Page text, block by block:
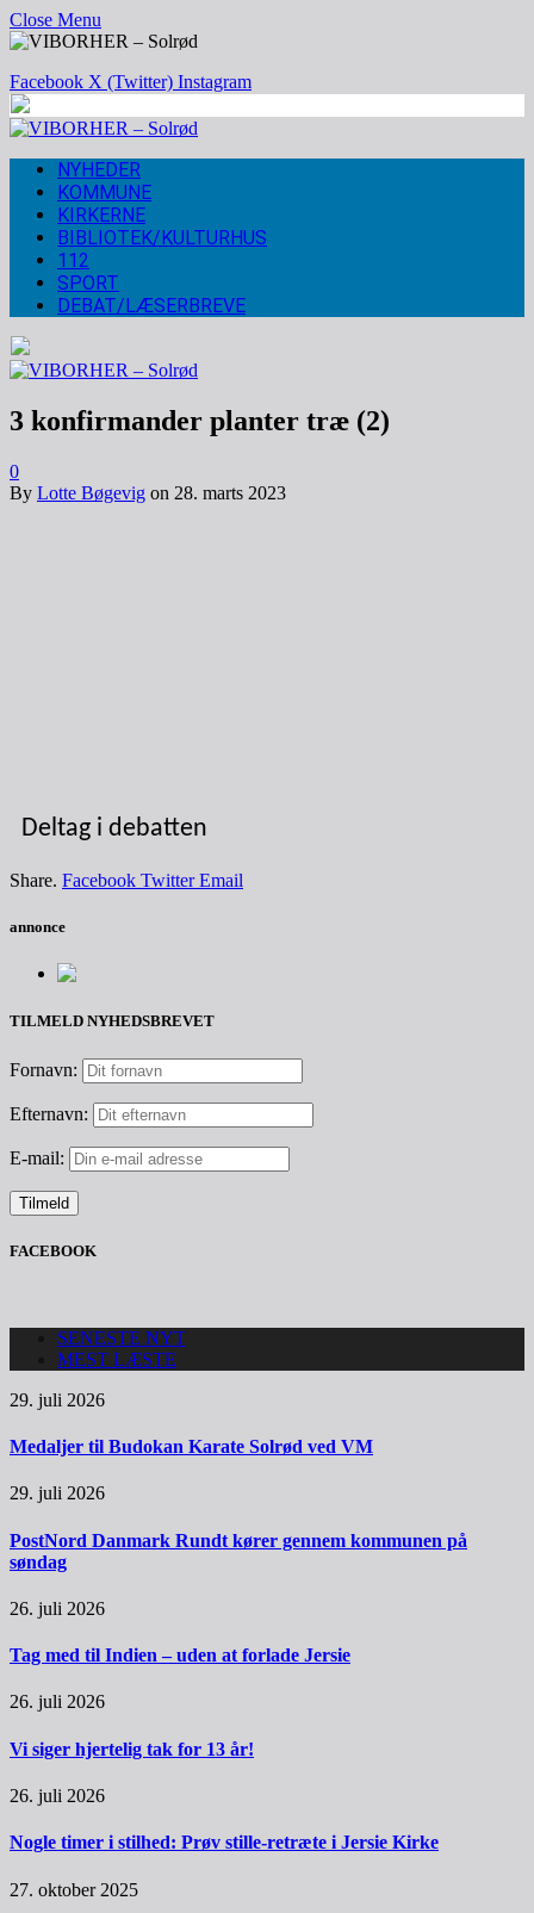
Close Menu
Facebook X (Twitter) Instagram
NYHEDER
KOMMUNE
KIRKERNE
BIBLIOTEK/KULTURHUS
112
SPORT
DEBAT/LÆSERBREVE
3 konfirmander planter træ (2)
0
By Lotte Bøgevig on 28. marts 2023
Deltag i debatten
Share. Facebook Twitter Email
annonce
TILMELD NYHEDSBREVET
Fornavn:
Efternavn:
E-mail:
FACEBOOK
SENESTE NYT
MEST LÆSTE
29. juli 2026
Medaljer til Budokan Karate Solrød ved VM
29. juli 2026
PostNord Danmark Rundt kører gennem kommunen på
søndag
26. juli 2026
Tag med til Indien – uden at forlade Jersie
26. juli 2026
Vi siger hjertelig tak for 13 år!
26. juli 2026
Nogle timer i stilhed: Prøv stille-retræte i Jersie Kirke
27. oktober 2025